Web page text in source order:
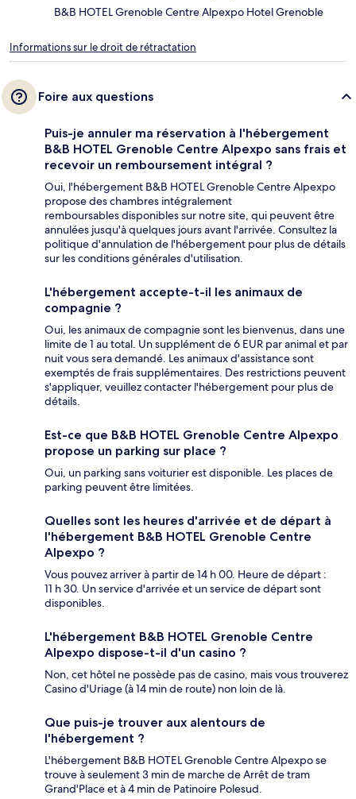
B&B HOTEL Grenoble Centre Alpexpo Hotel Grenoble
Informations sur le droit de rétractation
Foire aux questions
Puis-je annuler ma réservation à l'hébergement
B&B HOTEL Grenoble Centre Alpexpo sans frais et
recevoir un remboursement intégral ?
Oui, l'hébergement B&B HOTEL Grenoble Centre Alpexpo
propose des chambres intégralement
remboursables disponibles sur notre site, qui peuvent être
annulées jusqu'à quelques jours avant l'arrivée. Consultez la
politique d'annulation de l'hébergement pour plus de détails
sur les conditions générales d'utilisation.
L'hébergement accepte-t-il les animaux de
compagnie ?
Oui, les animaux de compagnie sont les bienvenus, dans une
limite de 1 au total. Un supplément de 6 EUR par animal et par
nuit vous sera demandé. Les animaux d'assistance sont
exemptés de frais supplémentaires. Des restrictions peuvent
s'appliquer, veuillez contacter l'hébergement pour plus de
détails.
Est-ce que B&B HOTEL Grenoble Centre Alpexpo
propose un parking sur place ?
Oui, un parking sans voiturier est disponible. Les places de
parking peuvent être limitées.
Quelles sont les heures d'arrivée et de départ à
l'hébergement B&B HOTEL Grenoble Centre
Alpexpo ?
Vous pouvez arriver à partir de 14 h 00. Heure de départ :
11 h 30. Un service d'arrivée et un service de départ sont
disponibles.
L'hébergement B&B HOTEL Grenoble Centre
Alpexpo dispose-t-il d'un casino ?
Non, cet hôtel ne possède pas de casino, mais vous trouverez
Casino d'Uriage (à 14 min de route) non loin de là.
Que puis-je trouver aux alentours de
l'hébergement ?
L'hébergement B&B HOTEL Grenoble Centre Alpexpo se
trouve à seulement 3 min de marche de Arrêt de tram
Grand'Place et à 4 min de Patinoire Polesud.